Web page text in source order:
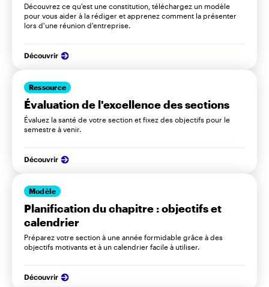
Découvrez ce qu'est une constitution, téléchargez un modèle
pour vous aider à la rédiger et apprenez comment la présenter
lors d'une réunion d'entreprise.
Découvrir
Ressource
Évaluation de l'excellence des sections
Évaluez la santé de votre section et fixez des objectifs pour le
semestre à venir.
Découvrir
Modèle
Planification du chapitre : objectifs et
calendrier
Préparez votre section à une année formidable grâce à des
objectifs motivants et à un calendrier facile à utiliser.
Découvrir